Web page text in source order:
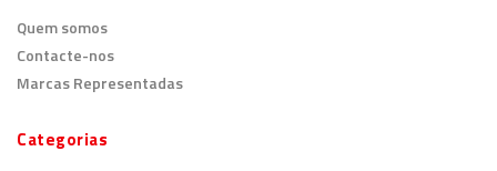
Quem somos
Contacte-nos
Marcas Representadas
Categorias